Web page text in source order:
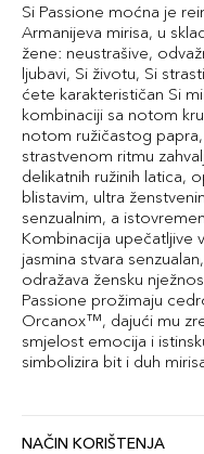
Si Passione moćna je
Armanijeva mirisa, u
žene: neustrašive,
ljubavi, Si životu, Si
ćete karakterističan Si
kombinaciji sa notom
notom ružičastog
strastvenom ritmu
delikatnih ružinih latica,
blistavim, ultra
senzualnim, a
Kombinacija upečatljive
jasmina stvara
odražava žensku
Passione prožimaju
Orcanox™, dajući mu
smjelost emocija i
simbolizira bit i duh
NAČIN KORIŠTENJA